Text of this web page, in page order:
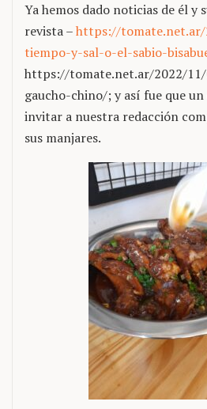
Ya hemos dado noticias de él y
revista –https://
tiempo-y-sal-o-el-sabio-
https://tomate.net.ar/2022/
gaucho-chino/; y así fue que
invitar a nuestra redacción
sus manjares.